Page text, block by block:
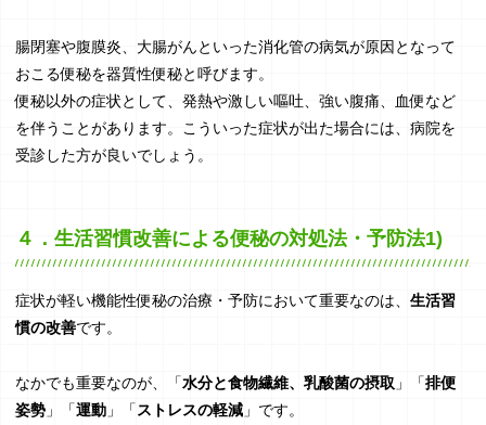
腸閉塞や腹膜炎、大腸がんといった消化管の病気が原因となって
おこる便秘を器質性便秘と呼びます。
便秘以外の症状として、発熱や激しい嘔吐、強い腹痛、血便など
を伴うことがあります。こういった症状が出た場合には、病院を
受診した方が良いでしょう。
４．生活習慣改善による便秘の対処法・予防法1)
症状が軽い機能性便秘の治療・予防において重要なのは、生活習
慣の改善です。
なかでも重要なのが、「水分と食物繊維、乳酸菌の摂取 」「排便
姿勢 」「運動 」「 ストレスの軽減 」です。